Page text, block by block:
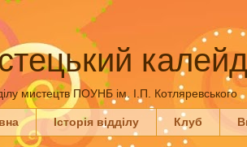
мистецтв ПОУНБ ім. І.П. Котляревського
Історія відділу Клуб